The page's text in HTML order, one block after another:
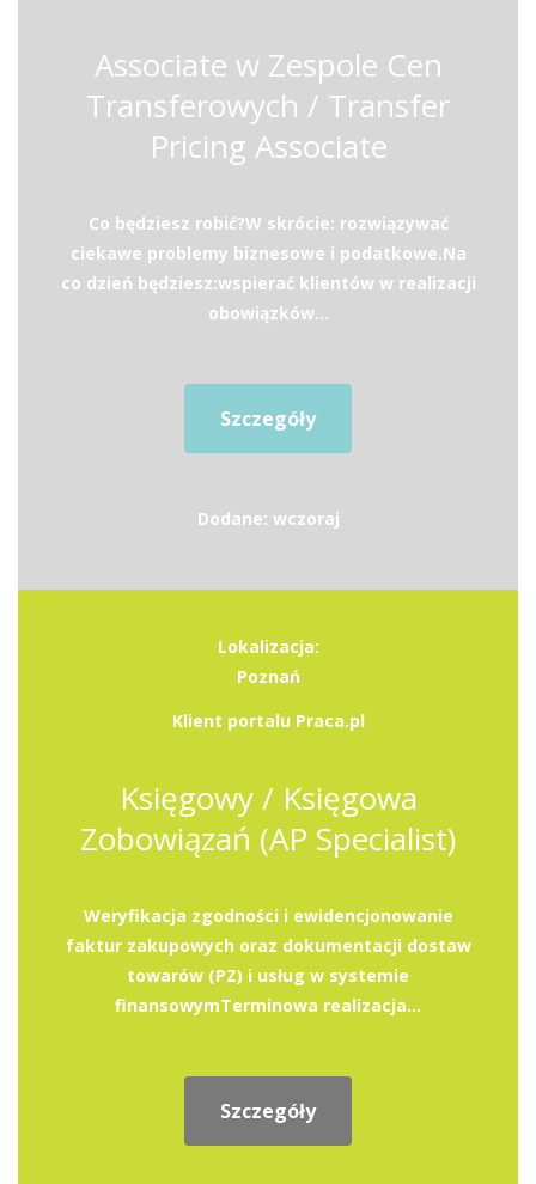
Associate w Zespole Cen
Transferowych / Transfer
Pricing Associate
Co będziesz robić?W skrócie: rozwiązywać
ciekawe problemy biznesowe i podatkowe.Na
co dzień będziesz:wspierać klientów w realizacji
obowiązków...
Szczegóły
Dodane: wczoraj
Lokalizacja:
Poznań
Klient portalu Praca.pl
Księgowy / Księgowa
Zobowiązań (AP Specialist)
Weryfikacja zgodności i ewidencjonowanie
faktur zakupowych oraz dokumentacji dostaw
towarów (PZ) i usług w systemie
finansowymTerminowa realizacja...
Szczegóły